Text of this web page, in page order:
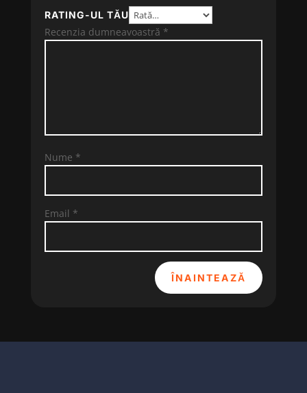
RATING-UL TĂU
Recenzia dumneavoastră *
Nume *
Email *
ÎNAINTEAZĂ